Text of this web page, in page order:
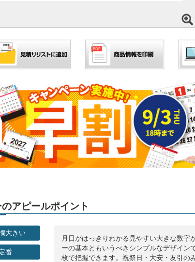
アピールポイント
大きい
番
月日がはっきりわかる見やすい大きな数字
ーの基本ともいうべきシンプルなデザイン
枚で把握できます。祝祭日・大安・友引の